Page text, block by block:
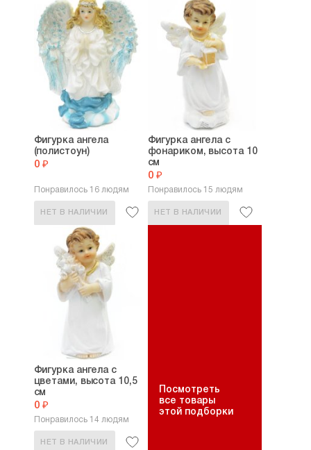
Фигурка ангела
(полистоун)
0 ₽
Понравилось 16 людям
НЕТ В НАЛИЧИИ
Фигурка ангела с
фонариком, высота 10
см
0 ₽
Понравилось 15 людям
НЕТ В НАЛИЧИИ
Фигурка ангела с
цветами, высота 10,5
см
0 ₽
Понравилось 14 людям
НЕТ В НАЛИЧИИ
Посмотреть
все товары
этой подборки